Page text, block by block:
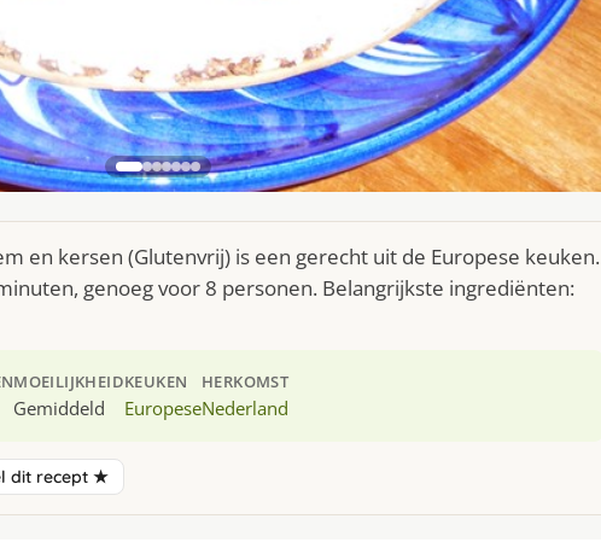
en kersen (Glutenvrij) is een gerecht uit de Europese keuken.
genoeg voor 8 personen. Belangrijkste ingrediënten:
MOEILIJKHEID
Gemiddeld
KEUKEN
Europese
HERKOMST
Nederland
dit recept ★